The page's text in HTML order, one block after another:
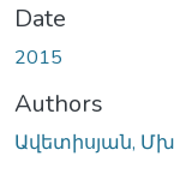
Date
2015
Authors
Ավետիսյան,